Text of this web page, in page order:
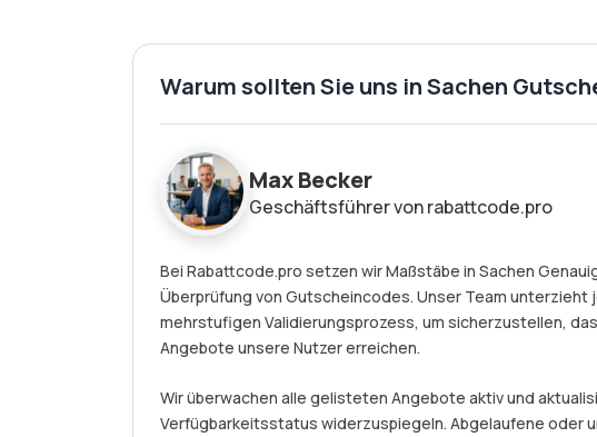
Warum sollten Sie uns in Sachen
Max Becker
Geschäftsführer von rabattcode.pro
Bei Rabattcode.pro setzen wir Maßstäbe in Sachen
Überprüfung von Gutscheincodes. Unser Team
mehrstufigen Validierungsprozess, um sicherzustellen,
Angebote unsere Nutzer erreichen.
Wir überwachen alle gelisteten Angebote aktiv und
Verfügbarkeitsstatus widerzuspiegeln. Abgelaufene oder